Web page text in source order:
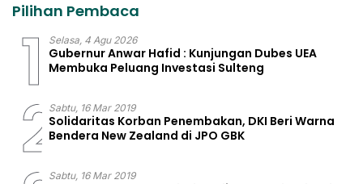
Pilihan Pembaca
1 Selasa, 4 Agu 2026
Gubernur Anwar Hafid : Kunjungan Dubes UEA
Membuka Peluang Investasi Sulteng
2Sabtu, 16 Mar 2019
Solidaritas Korban Penembakan, DKI Beri Warna
Bendera New Zealand di JPO GBK
Sabtu, 16 Mar 2019